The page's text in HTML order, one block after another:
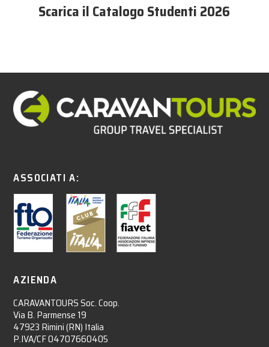
Scarica il Catalogo Studenti 2026
ASSOCIATI A:
AZIENDA
CARAVANTOURS Soc. Coop.
Via B. Parmense 19
47923 Rimini (RN) Italia
P.IVA/CF 04707660405